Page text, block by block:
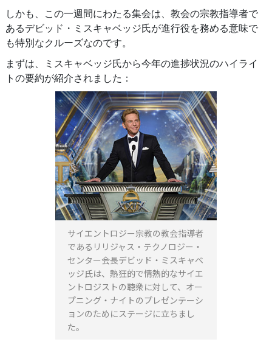
しかも、この一週間にわたる集会は、教会の宗教指導者で
あるデビッド・ミスキャベッジ氏が進行役を務める意味で
も特別なクルーズなのです。
まずは、ミスキャベッジ氏から今年の進捗状況のハイライ
トの要約が紹介されました：
サイエントロジー宗教の教会指導者
であるリリジャス・テクノロジー・
センター会長デビッド・ミスキャベ
ッジ氏は、熱狂的で情熱的なサイエ
ントロジストの聴衆に対して、オー
プニング・ナイトのプレゼンテーシ
ョンのためにステージに立ちまし
た。